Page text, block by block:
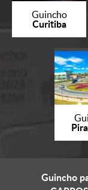
Guincho
Curitiba
Guincho